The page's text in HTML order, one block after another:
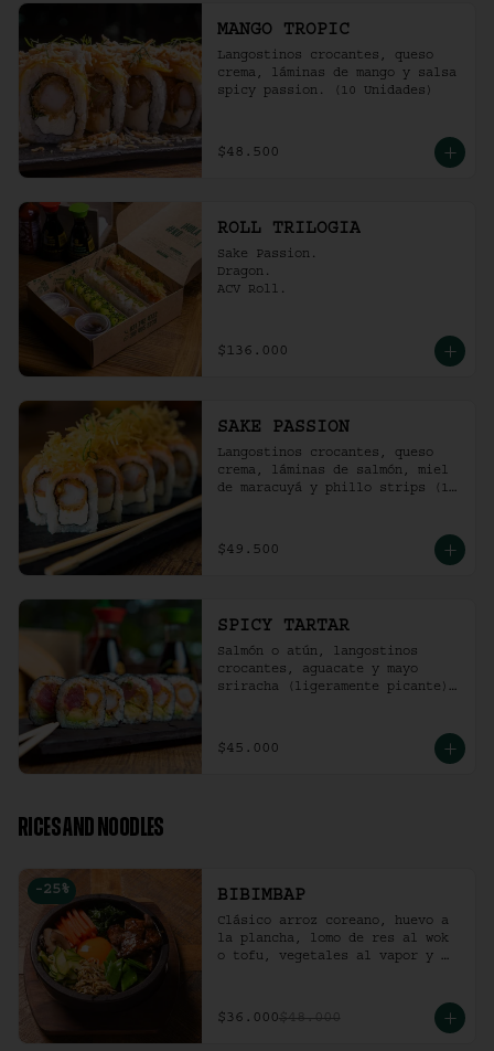
MANGO TROPIC
Langostinos crocantes, queso
crema, láminas de mango y salsa
spicy passion. (10 Unidades)
$48.500
ROLL TRILOGIA
Sake Passion.
Dragon.
ACV Roll.
$136.000
SAKE PASSION
Langostinos crocantes, queso
crema, láminas de salmón, miel
de maracuyá y phillo strips (10
$49.500
SPICY TARTAR
Salmón o atún, langostinos
crocantes, aguacate y mayo
sriracha (ligeramente picante).
$45.000
RICES AND NOODLES
-25 % BIBIMBAP
Clásico arroz coreano, huevo a
la plancha, lomo de res al wok
o tofu, vegetales al vapor y
$36.000$48.000